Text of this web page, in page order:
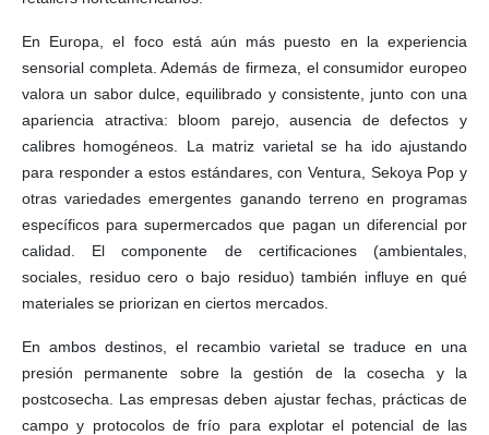
En Europa, el foco está aún más puesto en la experiencia
sensorial completa. Además de firmeza, el consumidor europeo
valora un sabor dulce, equilibrado y consistente, junto con una
apariencia atractiva: bloom parejo, ausencia de defectos y
calibres homogéneos. La matriz varietal se ha ido ajustando
para responder a estos estándares, con Ventura, Sekoya Pop y
otras variedades emergentes ganando terreno en programas
específicos para supermercados que pagan un diferencial por
calidad. El componente de certificaciones (ambientales,
sociales, residuo cero o bajo residuo) también influye en qué
materiales se priorizan en ciertos mercados.
En ambos destinos, el recambio varietal se traduce en una
presión permanente sobre la gestión de la cosecha y la
postcosecha. Las empresas deben ajustar fechas, prácticas de
campo y protocolos de frío para explotar el potencial de las